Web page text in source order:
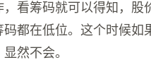
看筹码就可以得知，股
码都在低位。这个时候如
然不会。